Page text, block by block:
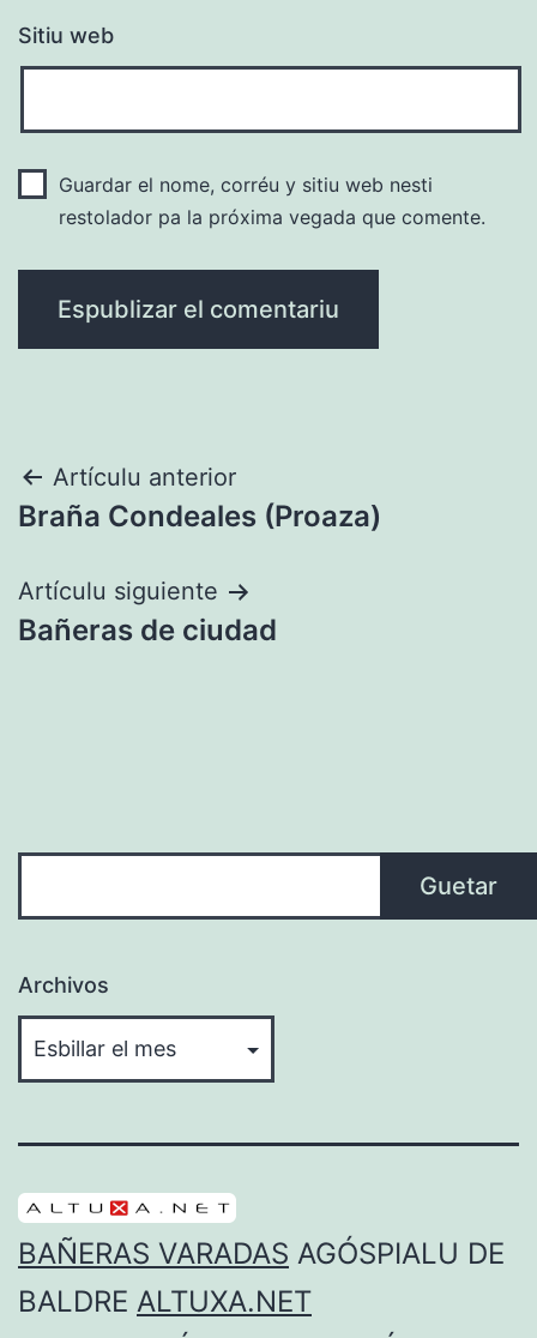
Sitiu web
Guardar el nome, corréu y sitiu web nesti
restolador pa la próxima vegada que comente.
Navegación
pelos
artículos
Artículu anterior
Braña Condeales (Proaza)
Artículu siguiente
Bañeras de ciudad
Guetar
Archivos
BAÑERAS VARADAS AGÓSPIALU DE
BALDRE ALTUXA.NET